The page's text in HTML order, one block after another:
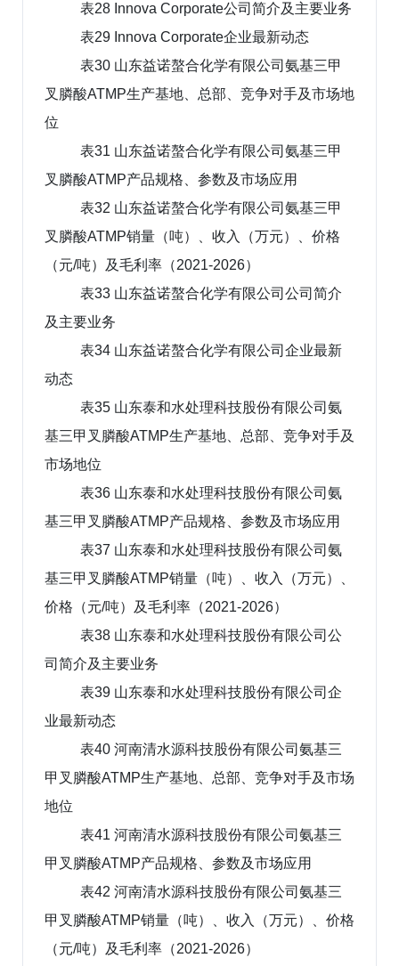
表28 Innova Corporate公司简介及主要业务
表29 Innova Corporate企业最新动态
表30 山东益诺螯合化学有限公司氨基三甲
叉膦酸ATMP生产基地、总部、竞争对手及市场地
位
表31 山东益诺螯合化学有限公司氨基三甲
叉膦酸ATMP产品规格、参数及市场应用
表32 山东益诺螯合化学有限公司氨基三甲
叉膦酸ATMP销量（吨）、收入（万元）、价格
（元/吨）及毛利率（2021-2026）
表33 山东益诺螯合化学有限公司公司简介
及主要业务
表34 山东益诺螯合化学有限公司企业最新
动态
表35 山东泰和水处理科技股份有限公司氨
基三甲叉膦酸ATMP生产基地、总部、竞争对手及
市场地位
表36 山东泰和水处理科技股份有限公司氨
基三甲叉膦酸ATMP产品规格、参数及市场应用
表37 山东泰和水处理科技股份有限公司氨
基三甲叉膦酸ATMP销量（吨）、收入（万元）、
价格（元/吨）及毛利率（2021-2026）
表38 山东泰和水处理科技股份有限公司公
司简介及主要业务
表39 山东泰和水处理科技股份有限公司企
业最新动态
表40 河南清水源科技股份有限公司氨基三
甲叉膦酸ATMP生产基地、总部、竞争对手及市场
地位
表41 河南清水源科技股份有限公司氨基三
甲叉膦酸ATMP产品规格、参数及市场应用
表42 河南清水源科技股份有限公司氨基三
甲叉膦酸ATMP销量（吨）、收入（万元）、价格
（元/吨）及毛利率（2021-2026）